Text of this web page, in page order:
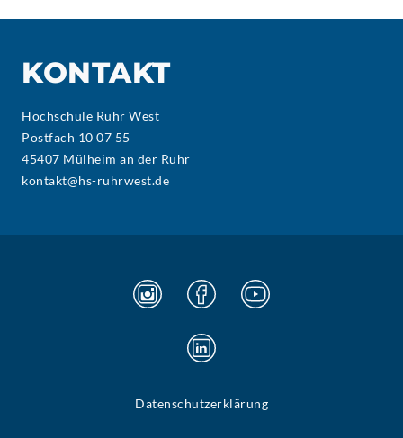
KONTAKT
Hochschule Ruhr West
Postfach 10 07 55
45407 Mülheim an der Ruhr
kontakt@hs-ruhrwest.de
Datenschutzerklärung